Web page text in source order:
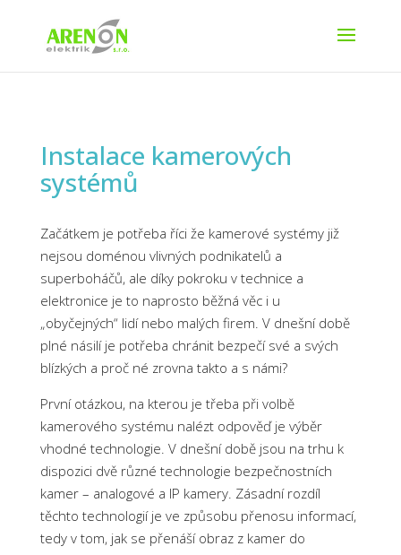
Instalace kamerových
systémů
Začátkem je potřeba říci že kamerové systémy již
nejsou doménou vlivných podnikatelů a
superboháčů, ale díky pokroku v technice a
elektronice je to naprosto běžná věc i u
„obyčejných“ lidí nebo malých firem. V dnešní době
plné násilí je potřeba chránit bezpečí své a svých
blízkých a proč né zrovna takto a s námi?
První otázkou, na kterou je třeba při volbě
kamerového systému nalézt odpověď je výběr
vhodné technologie. V dnešní době jsou na trhu k
dispozici dvě různé technologie bezpečnostních
kamer – analogové a IP kamery. Zásadní rozdíl
těchto technologií je ve způsobu přenosu informací,
tedy v tom, jak se přenáší obraz z kamer do